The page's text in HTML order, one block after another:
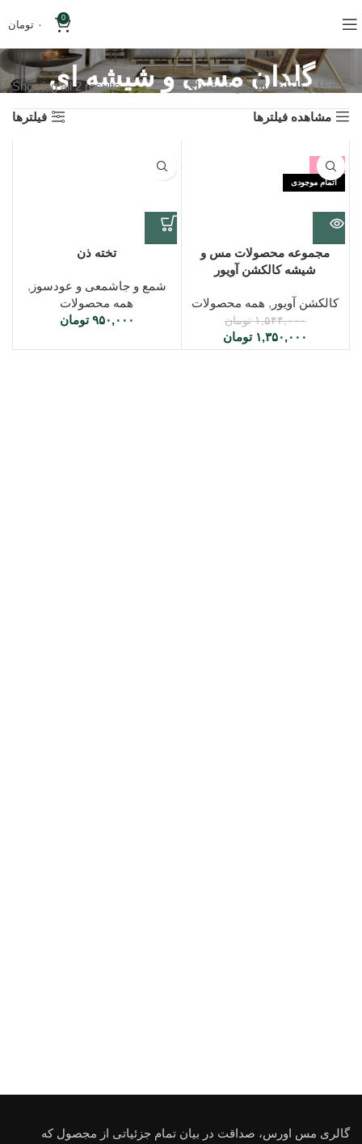
0
۰ تومان
گلدان مسی و شیشه ای Home
»گلدان مسی و شیشه ای Showing all 2 results
مشاهده فیلترها فیلترها
-13%
اتمام موجودی
مجموعه محصولات مس و
شیشه کالکشن آویور
کالکشن آویور , همه محصولات
۱,۵۴۴,۰۰۰ تومان
۱,۳۵۰,۰۰۰ تومان
تخته ذن
شمع و جاشمعی و عودسوز ,
همه محصولات
۹۵۰,۰۰۰ تومان
گالری مس اورس، صداقت در بیان تمام جزئیاتی از مجصول که